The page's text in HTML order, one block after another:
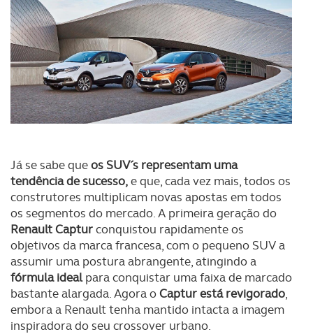
Já se sabe queos SUV´s representam uma
tendência de sucesso,e que, cada vez mais, todos os
construtores multiplicam novas apostas em todos
os segmentos do mercado. A primeira geração do
Renault Capturconquistou rapidamente os
objetivos da marca francesa, com o pequeno SUV a
assumir uma postura abrangente, atingindo a
fórmula idealpara conquistar uma faixa de marcado
bastante alargada. Agora oCaptur está revigorado,
embora a Renault tenha mantido intacta a imagem
inspiradora do seu crossover urbano.